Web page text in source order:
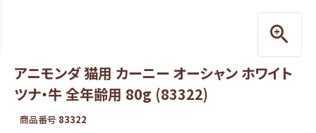
アニモンダ 猫用 カーニー オーシャン ホワイト
ツナ・牛 全年齢用 80g (83322)
商品番号 83322